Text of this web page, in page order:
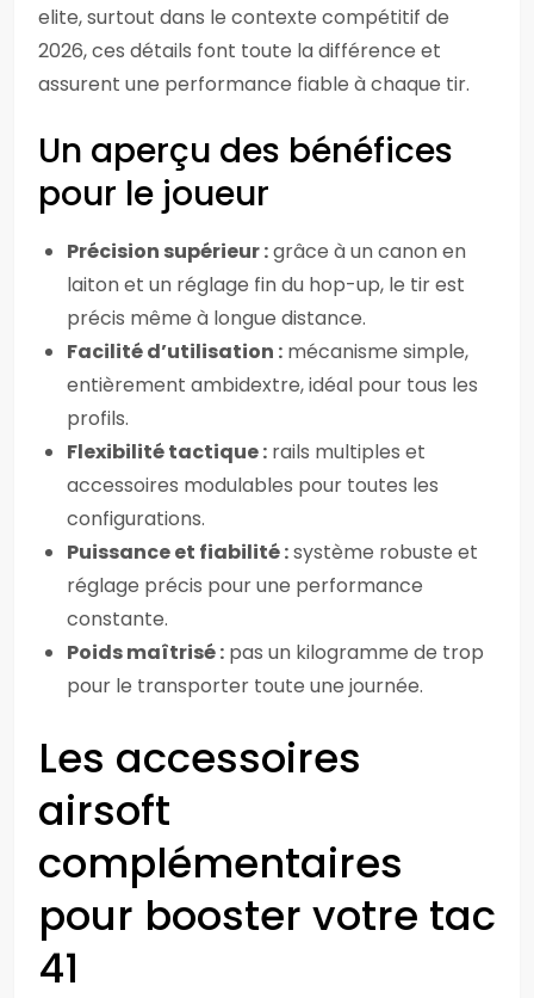
elite, surtout dans le contexte compétitif de
2026, ces détails font toute la différence et
assurent une performance fiable à chaque tir.
Un aperçu des bénéfices
pour le joueur
Précision supérieur :grâce à un canon en
laiton et un réglage fin du hop-up, le tir est
précis même à longue distance.
Facilité d’utilisation : mécanisme simple,
entièrement ambidextre, idéal pour tous les
profils.
Flexibilité tactique : rails multiples et
accessoires modulables pour toutes les
configurations.
Puissance et fiabilité :système robuste et
réglage précis pour une performance
constante.
Poids maîtrisé : pas un kilogramme de trop
pour le transporter toute une journée.
Les accessoires
airsoft
complémentaires
pour booster votre tac
41